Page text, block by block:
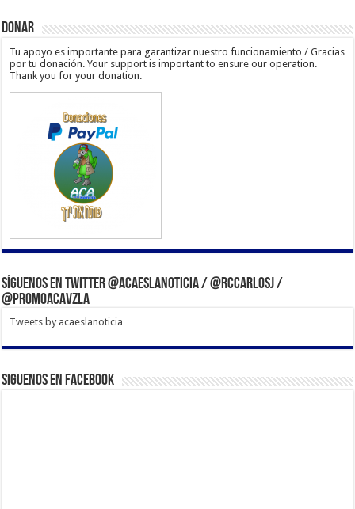
Donar
Tu apoyo es importante para garantizar nuestro funcionamiento / Gracias
por tu donación. Your support is important to ensure our operation.
Thank you for your donation.
Síguenos en Twitter @acaeslanoticia / @rccarlosj /
@PromoACAVzla
Tweets by acaeslanoticia
Siguenos en Facebook